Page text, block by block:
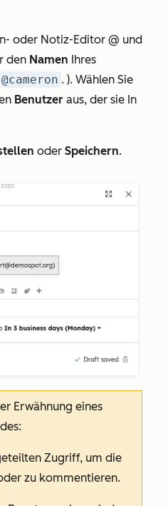
oder Notiz-Editor @ und
den Namen Ihres
@cameron . ). Wählen Sie
Benutzer aus, der sie In
oder Speichern.
Erwähnung eines
Zugriff, um die
zu kommentieren.